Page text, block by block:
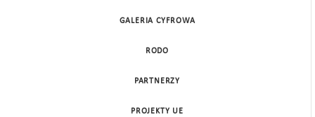
GALERIA CYFROWA
RODO
PARTNERZY
PROJEKTY UE